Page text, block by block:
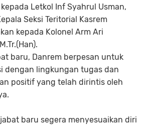
Letkol Inf Syahrul Usman,
Seksi Teritorial Kasrem
kepada Kolonel Arm Ari
baru, Danrem berpesan untuk
dengan lingkungan tugas dan
positif yang telah dirintis oleh
baru segera menyesuaikan diri